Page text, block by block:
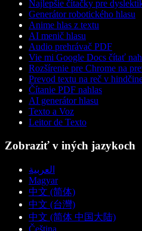
Najlepšie čítačky pre
Generátor robotického hlasu
Anime hlas z textu
AI menič hlasu
Audio prehrávač PDF
Vie mi Google Docs čítať
Rozšírenie pre Chrome na
Prevod textu na reč v
Čítanie PDF nahlas
AI generátor hlasu
Texto a Voz
Leitor de Texto
Zobraziť v iných jazykoch
العربية
Magyar
中文 (简体)
中文 (台灣)
中文 (简体 中国大陆)
Čeština